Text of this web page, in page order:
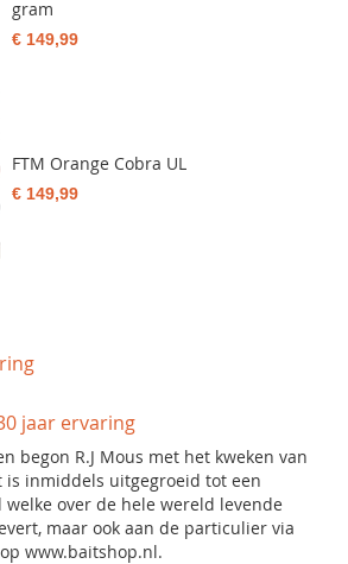
jaar ervaring
begon R.J Mous met het kweken van
is inmiddels uitgegroeid tot een
welke over de hele wereld levende
maar ook aan de particulier via
www.baitshop.nl.
gram
€ 149,99
FTM Orange Cobra UL
€ 149,99